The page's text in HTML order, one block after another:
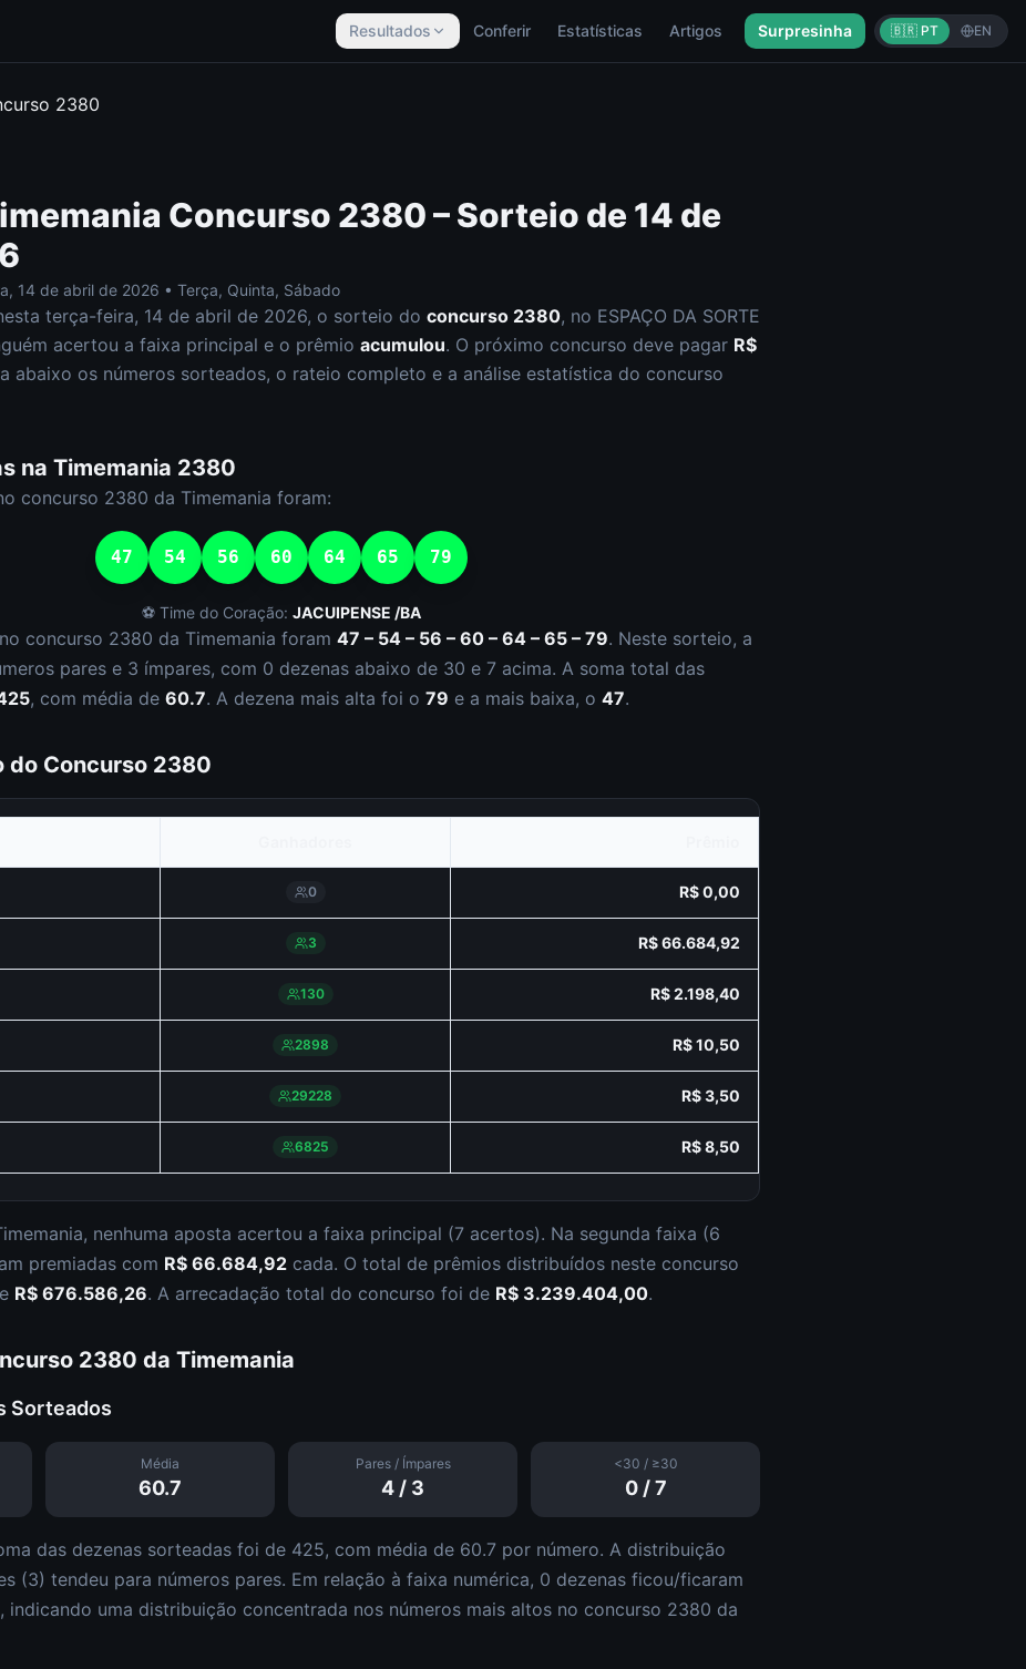
Resultados Conferir Estatísticas Artigos Surpresinha 🇧🇷 PT EN
2380
Concurso 2380– Sorteio de 14 de
, 14 de abril de 2026 • Terça, Quinta, Sábado
terça-feira, 14 de abril de 2026, o sorteio do concurso 2380, no ESPAÇO DA SORTE
acertou a faixa principal e o prêmio acumulou. O próximo concurso deve pagar R$
abaixo os números sorteados, o rateio completo e a análise estatística do concurso
na Timemania 2380
concurso 2380 da Timemania foram:
47 54 56 60 64 65 79
⚽ Time do Coração: JACUIPENSE /BA
concurso 2380 da Timemania foram 47 – 54 – 56 – 60 – 64 – 65 – 79. Neste sorteio, a
s pares e 3 ímpares, com 0 dezenas abaixo de 30 e 7 acima. A soma total das
, com média de 60.7. A dezena mais alta foi o 79 e a mais baixa, o 47.
do Concurso 2380
0 R$ 0,00
3 R$ 66.684,92
130 R$ 2.198,40
2898 R$ 10,50
29228 R$ 3,50
6825 R$ 8,50
, nenhuma aposta acertou a faixa principal (7 acertos). Na segunda faixa (6
premiadas com R$ 66.684,92 cada. O total de prêmios distribuídos neste concurso
R$ 676.586,26. A arrecadação total do concurso foi de R$ 3.239.404,00.
2380 da Timemania
Sorteados
Média
60.7
Pares / Ímpares
4 / 3
<30 / ≥30
0/7
das dezenas sorteadas foi de 425, com média de 60.7 por número. A distribuição
(3) tendeu para números pares. Em relação à faixa numérica, 0 dezenas ficou/ficaram
indicando uma distribuição concentrada nos números mais altos no concurso 2380 da